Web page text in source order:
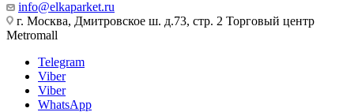
info@elkaparket.ru
г. Москва, Дмитровское ш. д.73, стр. 2 Торговый центр
Metromall
Telegram
Viber
Viber
WhatsApp